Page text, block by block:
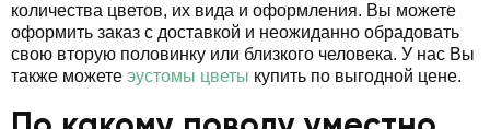
количества цветов, их вида и оформления. Вы можете
оформить заказ с доставкой и неожиданно обрадовать
свою вторую половинку или близкого человека. У нас Вы
также можете эустомы цветы купить по выгодной цене.